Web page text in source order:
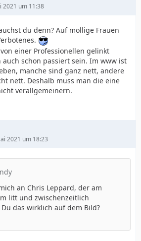
2021 um 11:38
du denn? Auf mollige Frauen
einer Professionellen gelinkt
schon passiert sein. Im www ist
manche sind ganz nett, andere
nett. Deshalb muss man die eine
verallgemeinern.
2021 um 18:23
an Chris Leppard, der am
litt und zwischenzeitlich
das wirklich auf dem Bild?